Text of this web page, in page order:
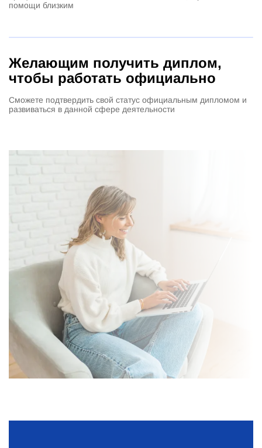
помощи близким
Желающим получить диплом,
чтобы работать официально
Сможете подтвердить свой статус официальным дипломом и
развиваться в данной сфере деятельности